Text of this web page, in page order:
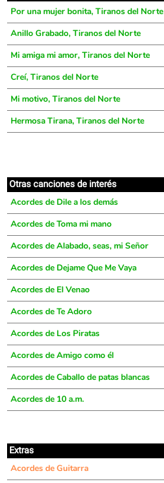
Por una mujer bonita, Tiranos del Norte
Anillo Grabado, Tiranos del Norte
Mi amiga mi amor, Tiranos del Norte
Creí, Tiranos del Norte
Mi motivo, Tiranos del Norte
Hermosa Tirana, Tiranos del Norte
Otras canciones de interés
Acordes de Dile a los demás
Acordes de Toma mi mano
Acordes de Alabado, seas, mi Señor
Acordes de Dejame Que Me Vaya
Acordes de El Venao
Acordes de Te Adoro
Acordes de Los Piratas
Acordes de Amigo como él
Acordes de Caballo de patas blancas
Acordes de 10 a.m.
Extras
Acordes de Guitarra